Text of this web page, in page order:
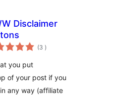
Disclaimer
(3 aantal
beoordelingen
)
you put
of your post if you
any way (affiliate